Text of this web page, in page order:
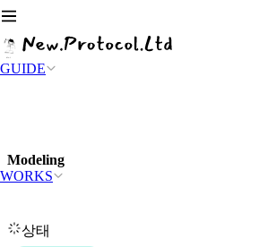
GUIDE
WORKS
Modeling
상태